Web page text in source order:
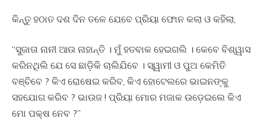
କିନ୍ତୁ ହଠାତ ଦଶ ଦିନ ତଳେ ଯେବେ ପ୍ରିୟା ଫୋନ କଲା ଓ କହିଲା,
“ସୁଜାତା ନାନୀ ଆଉ ନାହାନ୍ତି । ମୁଁ ହତବାକ ହେଇଗଲି । କେବେ ବିଶ୍ୱାସ
କରିନଥିଲି ଯେ ସେ ଛାଡ଼ିକି ଚାଲିଯିବେ । ସ୍ୱାମୀ ଓ ପୁଅ କେମିତି
ବଞ୍ଚିବେ ? କିଏ ରୋଷେଇ କରିବ, କିଏ ହୋଟେଲରେ ଭାଇନଙ୍କୁ
ସହଯୋଗ କରିବ ? ଭାଉଜ ! ପ୍ରିୟା ମୋର ମଜାକ ଉଡ଼େଇଲେ କିଏ
ମୋ ପକ୍ଷ ନେବ ?”